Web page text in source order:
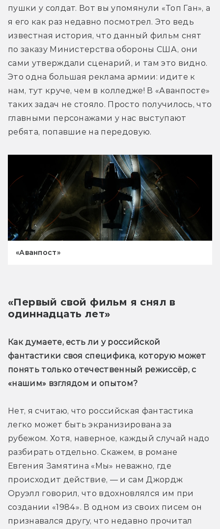
пушки у солдат. Вот вы упомянули «Топ Ган», а
я его как раз недавно посмотрел. Это ведь
известная история, что данный фильм снят
по заказу Министерства обороны США, они
сами утверждали сценарий, и там это видно.
Это одна большая реклама армии: идите к
нам, тут круче, чем в колледже! В «Аванпосте»
таких задач не стояло. Просто получилось, что
главными персонажами у нас выступают
ребята, попавшие на передовую.
«Аванпост»
«Первый свой фильм я снял в
одиннадцать лет»
Как думаете, есть ли у российской
фантастики своя специфика, которую может
понять только отечественный режиссёр, с
«нашим» взглядом и опытом?
Нет, я считаю, что российская фантастика
легко может быть экранизирована за
рубежом. Хотя, наверное, каждый случай надо
разбирать отдельно. Скажем, в романе
Евгения Замятина «Мы» неважно, где
происходит действие, — и сам Джордж
Оруэлл говорил, что вдохновлялся им при
создании «1984». В одном из своих писем он
признавался другу, что недавно прочитал